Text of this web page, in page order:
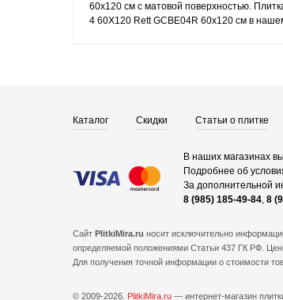
60x120 см с матовой поверхностью.
4 60X120 Rett GCBE04R 60x120 см в
Каталог Скидки Статьи о плитке
В наших магазинах
Подробнее об
За дополнительной
8 (985) 185-49-84, 8
Сайт PlitkiMira.ru носит исключительно
определяемой положениями Статьи 437 ГК РФ.
Для получения точной информации о стоимости
© 2009-2026. PlitkiMira.ru — интернет-магазин